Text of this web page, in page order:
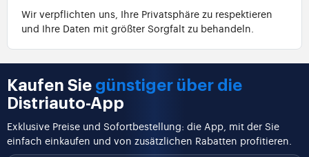
Wir verpflichten uns, Ihre Privatsphäre zu respektieren
und Ihre Daten mit größter Sorgfalt zu behandeln.
Kaufen Sie günstiger über die
Distriauto-App
Exklusive Preise und Sofortbestellung: die App, mit der Sie
einfach einkaufen und von zusätzlichen Rabatten profitieren.